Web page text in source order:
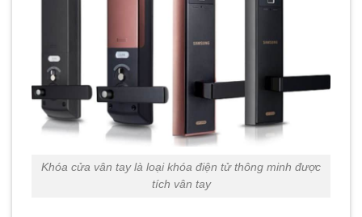
Khóa cửa vân tay là loại khóa điện tử thông minh được
tích vân tay